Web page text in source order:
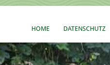
HOME DATENSCHUTZ